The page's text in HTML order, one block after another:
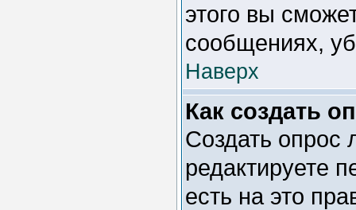
этого вы
сообщениях,
Наверх
Как создать
Создать опрос
редактируете
есть на это